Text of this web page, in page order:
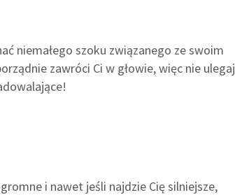
niemałego szoku związanego ze swoim
zawróci Ci w głowie, więc nie ulegaj
i nawet jeśli najdzie Cię silniejsze,